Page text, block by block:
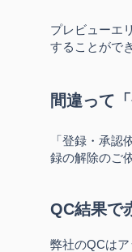
プレビューエ
することがで
間違って
「登録・承
録の解除のご
QC結果で
弊社のQCは